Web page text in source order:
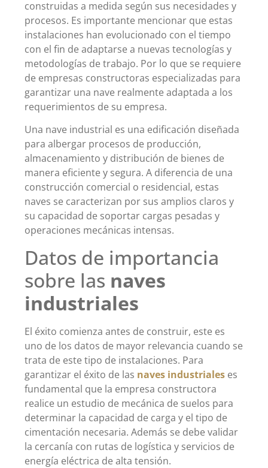
construidas a medida según sus necesidades y
procesos. Es importante mencionar que estas
instalaciones han evolucionado con el tiempo
con el fin de adaptarse a nuevas tecnologías y
metodologías de trabajo. Por lo que se requiere
de empresas constructoras especializadas para
garantizar una nave realmente adaptada a los
requerimientos de su empresa.
Una nave industrial es una edificación diseñada
para albergar procesos de producción,
almacenamiento y distribución de bienes de
manera eficiente y segura. A diferencia de una
construcción comercial o residencial, estas
naves se caracterizan por sus amplios claros y
su capacidad de soportar cargas pesadas y
operaciones mecánicas intensas.
Datos de importancia
sobre las naves
industriales
El éxito comienza antes de construir, este es
uno de los datos de mayor relevancia cuando se
trata de este tipo de instalaciones. Para
garantizar el éxito de las naves industriales es
fundamental que la empresa constructora
realice un estudio de mecánica de suelos para
determinar la capacidad de carga y el tipo de
cimentación necesaria. Además se debe validar
la cercanía con rutas de logística y servicios de
energía eléctrica de alta tensión.